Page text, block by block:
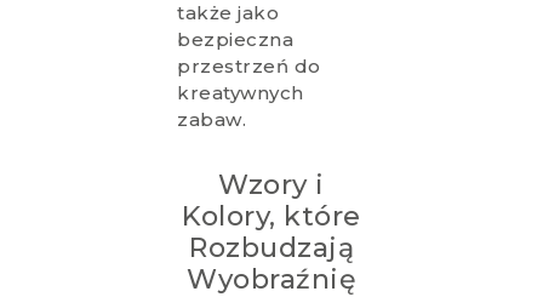
także jako
bezpieczna
przestrzeń do
kreatywnych
zabaw.
Wzory i
Kolory, które
Rozbudzają
Wyobraźnię